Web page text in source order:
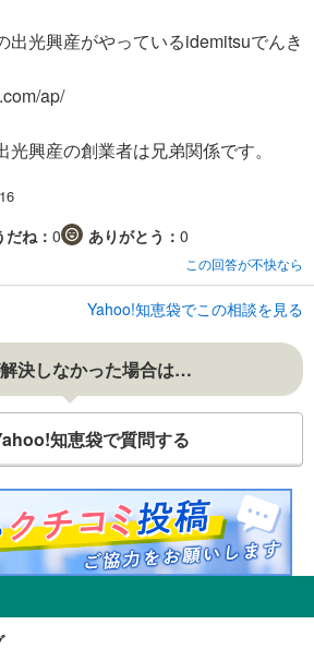
出光興産がやっているidemitsuでんき
ap/
興産の創業者は兄弟関係です。
だね： 0 ありがとう： 0
この回答が不快なら
Yahoo!知恵袋でこの相談を見る
決しなかった場合は…
知恵袋で質問する